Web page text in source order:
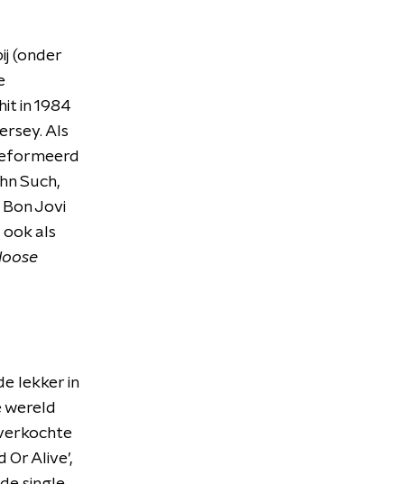
(onder
in 1984
Als
Such,
Jovi
als
lekker in
wereld
Alive’,